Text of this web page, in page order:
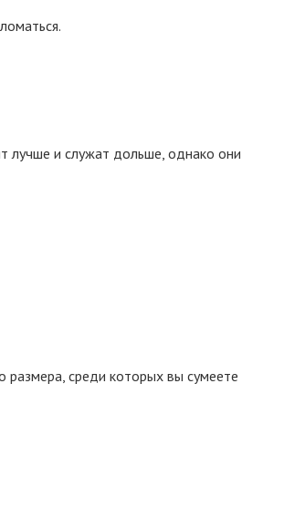
лучше и служат дольше, однако они
размера, среди которых вы сумеете